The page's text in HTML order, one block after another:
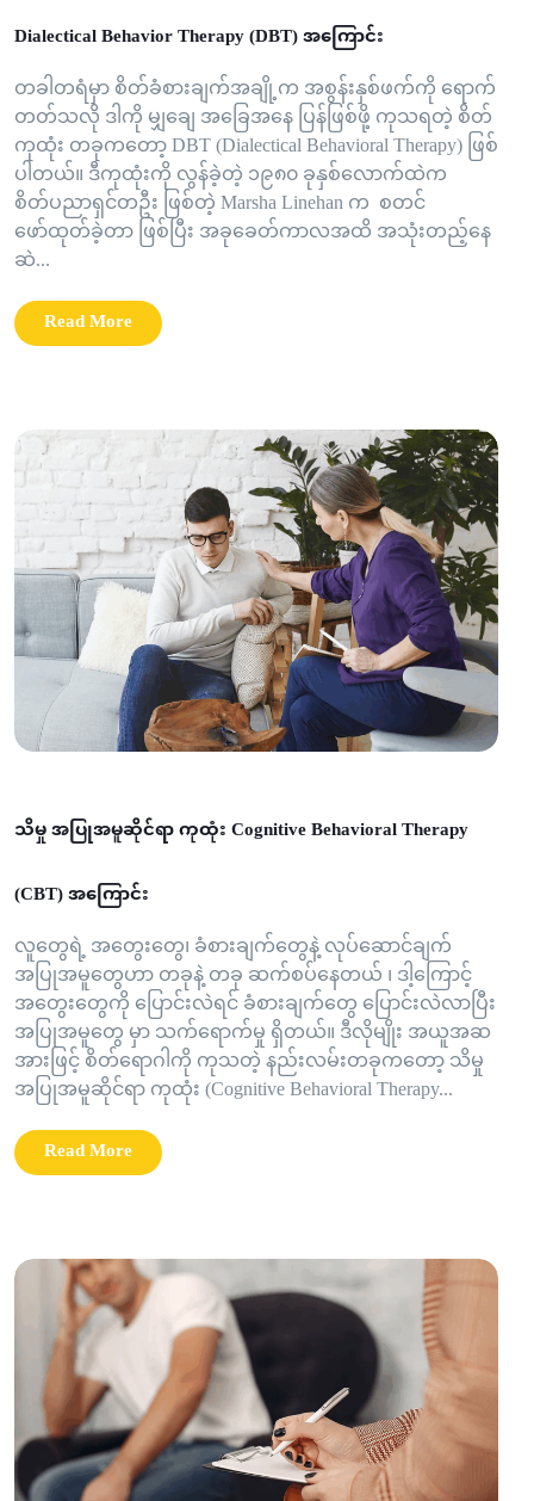
Dialectical Behavior Therapy (DBT) အကြောင်း
တခါတရံမှာ စိတ်ခံစားချက်အချို့က အစွန်းနှစ်ဖက်ကို ရောက်
တတ်သလို ဒါကို မျှချေ အခြေအနေ ပြန်ဖြစ်ဖို့ ကုသရတဲ့ စိတ်
ကုထုံး တခုကတော့ DBT (Dialectical Behavioral Therapy) ဖြစ်
ပါတယ်။ ဒီကုထုံးကို လွန်ခဲ့တဲ့ ၁၉၈၀ ခုနှစ်လောက်ထဲက
စိတ်ပညာရှင်တဦး ဖြစ်တဲ့ Marsha Linehan က စတင်
ဖော်ထုတ်ခဲ့တာ ဖြစ်ပြီး အခုခေတ်ကာလအထိ အသုံးတည့်နေ
ဆဲ...
Read More
သိမှု အပြုအမူဆိုင်ရာ ကုထုံး Cognitive Behavioral Therapy
(CBT) အကြောင်း
လူတွေရဲ့ အတွေးတွေ၊ ခံစားချက်တွေနဲ့ လုပ်ဆောင်ချက်
အပြုအမူတွေဟာ တခုနဲ့ တခု ဆက်စပ်နေတယ် ၊ ဒါ့ကြောင့်
အတွေးတွေကို ပြောင်းလဲရင် ခံစားချက်တွေ ပြောင်းလဲလာပြီး
အပြုအမူတွေ မှာ သက်ရောက်မှု ရှိတယ်။ ဒီလိုမျိုး အယူအဆ
အားဖြင့် စိတ်ရောဂါကို ကုသတဲ့ နည်းလမ်းတခုကတော့ သိမှု
အပြုအမူဆိုင်ရာ ကုထုံး (Cognitive Behavioral Therapy...
Read More